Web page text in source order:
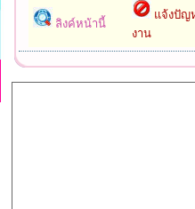
ลิงค์หน้านี้
แจ้งปัญ
งาน